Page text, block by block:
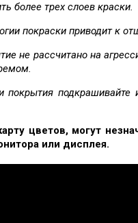
более трех слоев краски.
покраски приводит к
не рассчитано на
покрытия
цветов, могут
или дисплея.